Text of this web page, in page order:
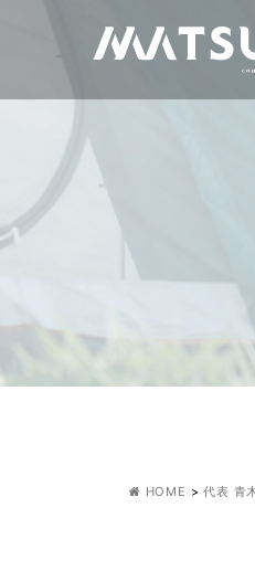
HOME >代表 青